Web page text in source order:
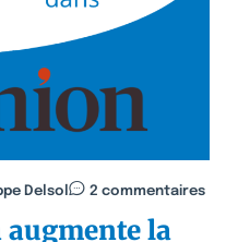
Delsol 2 commentaires
la